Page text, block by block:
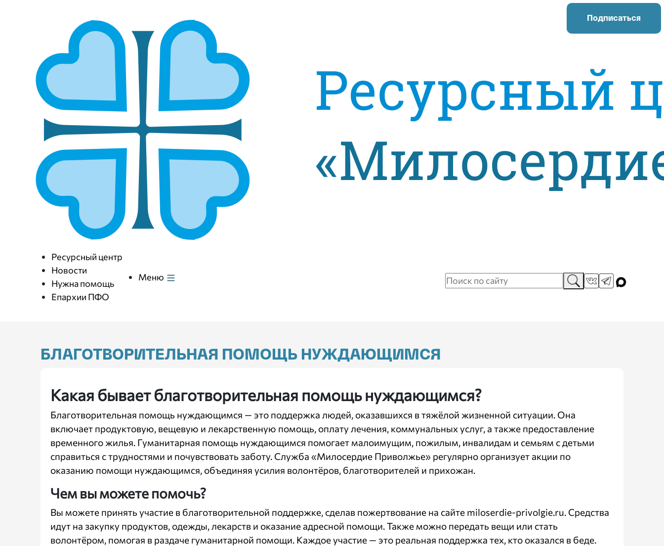
Ресурсный центр
Новости
Нужна помощь
Епархии ПФО
Меню
БЛАГОТВОРИТЕЛЬНАЯ ПОМОЩЬ НУЖДАЮЩИМСЯ
Какая бывает благотворительная помощь нуждающимся?
Благотворительная помощь нуждающимся — это поддержка людей, оказавшихся в тяжёлой жизненной ситуации. Она
включает продуктовую, вещевую и лекарственную помощь, оплату лечения, коммунальных услуг, а также предоставление
временного жилья. Гуманитарная помощь нуждающимся помогает малоимущим, пожилым, инвалидам и семьям с детьми
справиться с трудностями и почувствовать заботу. Служба «Милосердие Приволжье» регулярно организует акции по
оказанию помощи нуждающимся, объединяя усилия волонтёров, благотворителей и прихожан.
Чем вы можете помочь?
Вы можете принять участие в благотворительной поддержке, сделав пожертвование на сайте miloserdie-privolgie.ru. Средства
идут на закупку продуктов, одежды, лекарств и оказание адресной помощи. Также можно передать вещи или стать
волонтёром, помогая в раздаче гуманитарной помощи. Каждое участие — это реальная поддержка тех, кто оказался в беде.
Подписаться